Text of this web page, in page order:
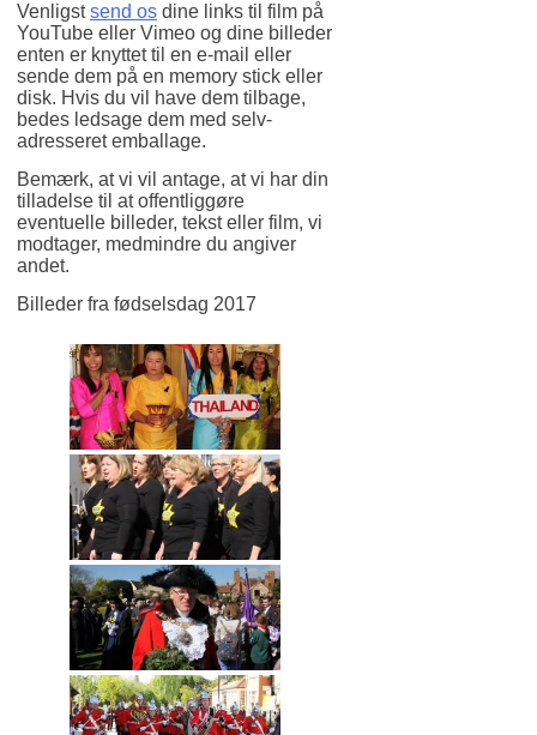
Venligstsend os dine links til film på
YouTube eller Vimeo og dine billeder
enten er knyttet til en e-mail eller
sende dem på en memory stick eller
disk. Hvis du vil have dem tilbage,
bedes ledsage dem med selv-
adresseret emballage.
Bemærk, at vi vil antage, at vi har din
tilladelse til at offentliggøre
eventuelle billeder, tekst eller film, vi
modtager, medmindre du angiver
andet.
Billeder fra fødselsdag 2017